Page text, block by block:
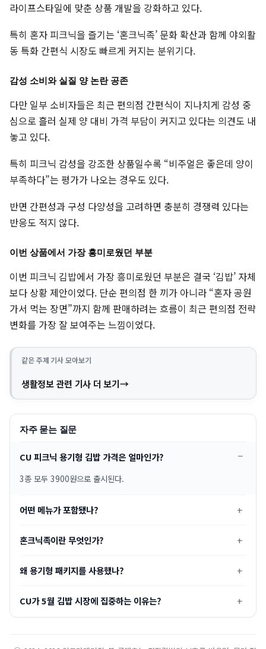
라이프스타일에 맞춘 상품 개발을 강화하고 있다.
특히 혼자 피크닉을 즐기는 ‘혼크닉족’ 문화 확산과 함께 야외활
동 특화 간편식 시장도 빠르게 커지는 분위기다.
감성 소비와 실질 양 논란 공존
다만 일부 소비자들은 최근 편의점 간편식이 지나치게 감성 중
심으로 흘러 실제 양 대비 가격 부담이 커지고 있다는 의견도 내
놓고 있다.
특히 피크닉 감성을 강조한 상품일수록 “비주얼은 좋은데 양이
부족하다”는 평가가 나오는 경우도 있다.
반면 간편성과 구성 다양성을 고려하면 충분히 경쟁력 있다는
반응도 적지 않다.
이번 상품에서 가장 흥미로웠던 부분
이번 피크닉 김밥에서 가장 흥미로웠던 부분은 결국 ‘김밥’ 자체
보다 상황 제안이었다. 단순 편의점 한 끼가 아니라 “혼자 공원
가서 먹는 장면”까지 함께 판매하려는 흐름이 최근 편의점 전략
변화를 가장 잘 보여주는 느낌이었다.
같은 주제 기사 모아보기
생활정보 관련 기사 더 보기
자주 묻는 질문
CU 피크닉 용기형 김밥 가격은 얼마인가?
3종 모두 3900원으로 출시된다.
어떤 메뉴가 포함됐나?
혼크닉족이란 무엇인가?
왜 용기형 패키지를 사용했나?
CU가 5월 김밥 시장에 집중하는 이유는?